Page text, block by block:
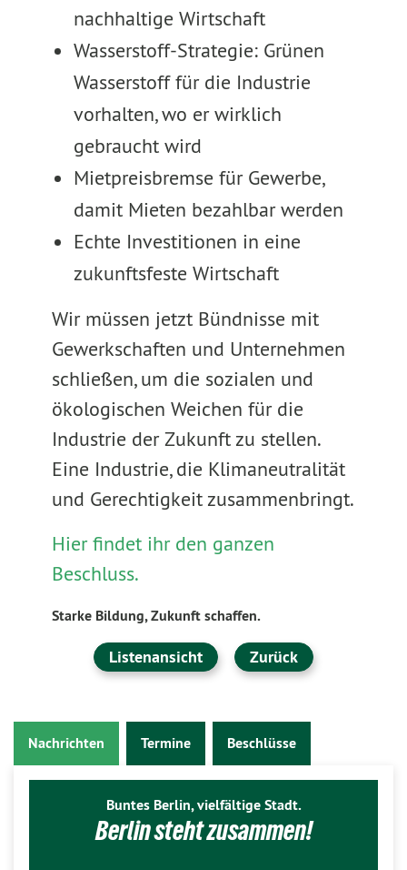
nachhaltige Wirtschaft
Wasserstoff-Strategie: Grünen
Wasserstoff für die Industrie
vorhalten, wo er wirklich
gebraucht wird
Mietpreisbremse für Gewerbe,
damit Mieten bezahlbar werden
Echte Investitionen in eine
zukunftsfeste Wirtschaft
Wir müssen jetzt Bündnisse mit
Gewerkschaften und Unternehmen
schließen, um die sozialen und
ökologischen Weichen für die
Industrie der Zukunft zu stellen.
Eine Industrie, die Klimaneutralität
und Gerechtigkeit zusammenbringt.
Hier findet ihr den ganzen
Beschluss.
Starke Bildung, Zukunft schaffen.
Listenansicht Zurück
Nachrichten Termine Beschlüsse
Buntes Berlin, vielfältige Stadt.
Berlin steht zusammen!